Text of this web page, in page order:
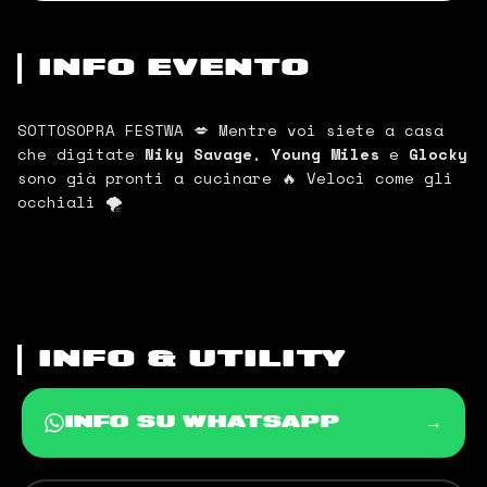
INFO EVENTO
SOTTOSOPRA FESTWA 💋 Mentre voi siete a casa
che digitate Niky Savage, Young Miles e Glocky
sono già pronti a cucinare 🔥 Veloci come gli
occhiali 🌪️
INFO & UTILITY
INFO SU WHATSAPP →